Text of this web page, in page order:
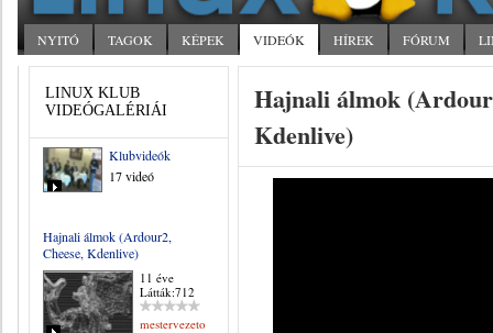
NYITÓ TAGOK KÉPEK VIDEÓK HÍREK FÓRUM
LINUX KLUB
VIDEÓGALÉRIÁI
Klubvideók
17 videó
Hajnali álmok (Ardour2,
Cheese, Kdenlive)
11 éve
Látták:712
mestervezeto
Hajnali álmok
Kdenlive)